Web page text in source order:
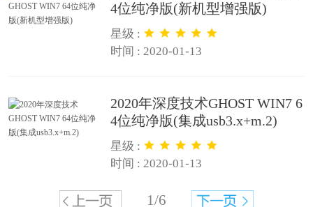
4位纯净版(新机型增强版)
星级 :
时间 : 2020-01-13
2020年深度技术GHOST WIN7 6
4位纯净版(集成usb3.x+m.2)
星级 :
时间 : 2020-01-13
1/6